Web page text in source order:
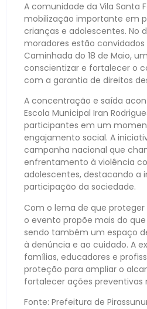
A comunidade da Vila Santa
mobilização importante em
crianças e adolescentes. No
moradores estão
Caminhada do 18 de Maio,
conscientizar e fortalecer o
com a garantia de direitos
A concentração e saída
Escola Municipal Iran
participantes em um
engajamento social. A
campanha nacional que
enfrentamento à violência
adolescentes, destacando a
participação da sociedade.
Com o lema de que
o evento propõe mais do
sendo também um espaço
à denúncia e ao cuidado. A
famílias, educadores e
proteção para ampliar o
fortalecer ações preventivas
Fonte: Prefeitura de